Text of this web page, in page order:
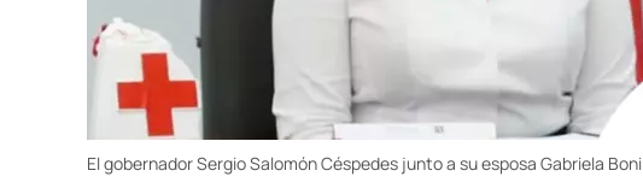
El gobernador Sergio Salomón Céspedes junto a su esposa Gabriela